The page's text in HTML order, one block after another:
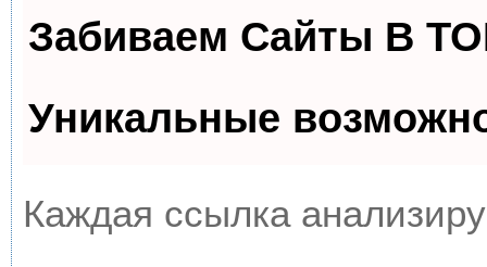
Забиваем Сайты В
Уникальные
Каждая ссылка